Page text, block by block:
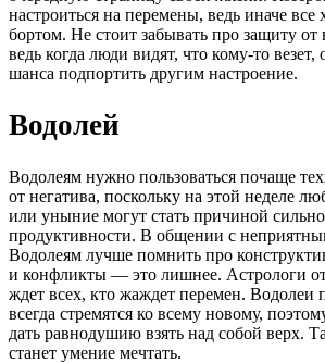
настроиться на перемены, ведь иначе все
бортом. Не стоит забывать про защиту от
ведь когда люди видят, что кому-то
шанса подпортить другим настроение.
Водолей
Водолеям нужно пользоваться почаще
от негатива, поскольку на этой неделе
или уныние могут стать причиной
продуктивности. В общении с
Водолеям лучше помнить про
и конфликты — это лишнее. Астрологи
ждет всех, кто жаждет перемен. Водолеи
всегда стремятся ко всему новому,
дать равнодушию взять над собой верх.
станет умение мечтать.